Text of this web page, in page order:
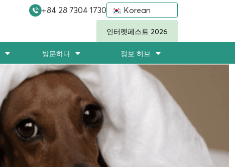
+84 28 7304 1730 Korean
인터펫페스트 2026
방문하다 정보 허브